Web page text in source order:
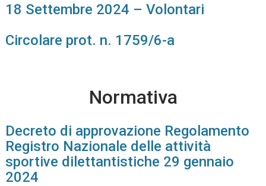
18 Settembre 2024 – Volontari
Circolare prot. n. 1759/6-a
Normativa
Decreto di approvazione Regolamento
Registro Nazionale delle attività
sportive dilettantistiche 29 gennaio
2024